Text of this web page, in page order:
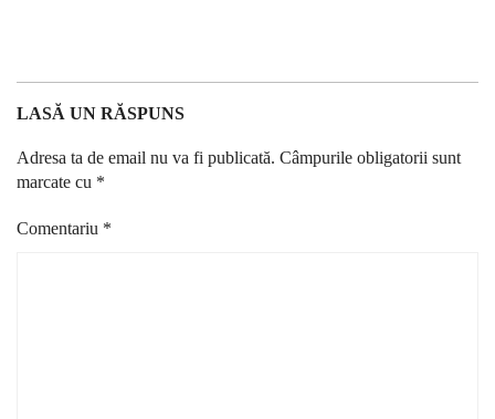
LASĂ UN RĂSPUNS
Adresa ta de email nu va fi publicată. Câmpurile obligatorii sunt
marcate cu *
Comentariu *